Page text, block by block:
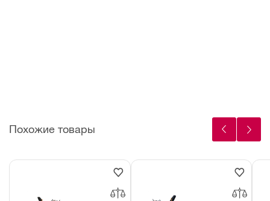
Похожие товары